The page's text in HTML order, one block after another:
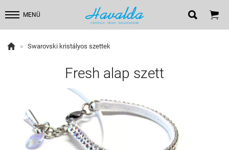
MENÜ  
 » Swarovski kristályos szettek
Fresh alap szett